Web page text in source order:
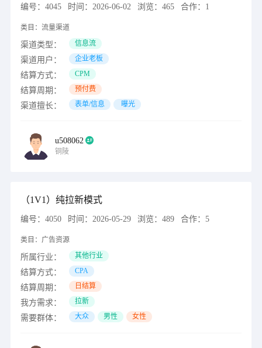
编号： 4045 时间： 2026-06-02 浏览： 465 合作： 1
类目： 流量渠道
渠道类型： 信息流
渠道用户： 企业老板
结算方式： CPM
结算周期： 预付费
渠道擅长： 表单/信息 曝光
u508062
铜陵
（1V1）纯拉新模式
编号： 4050 时间： 2026-05-29 浏览： 489 合作： 5
类目： 广告资源
所属行业： 其他行业
结算方式： CPA
结算周期： 日结算
我方需求： 拉新
需要群体： 大众 男性 女性